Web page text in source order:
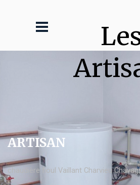
ARTISAN
chaudière fioul Vaillant Charvieu